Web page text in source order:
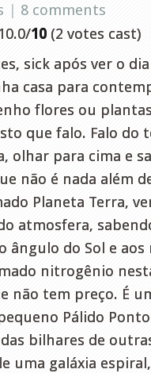
| 8 comments
10 (2 votes cast)
sick após ver o
casa para
flores ou
que falo. Falo do
olhar para cima e
não é nada além
Planeta Terra,
atmosfera,
ângulo do Sol e aos
nitrogênio
não tem preço. É
Pálido
bilhares de
uma galáxia